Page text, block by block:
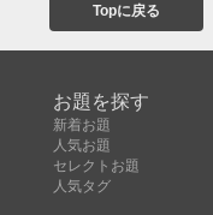
Topに戻る
お題を探す
新着お題
人気お題
セレクトお題
人気タグ